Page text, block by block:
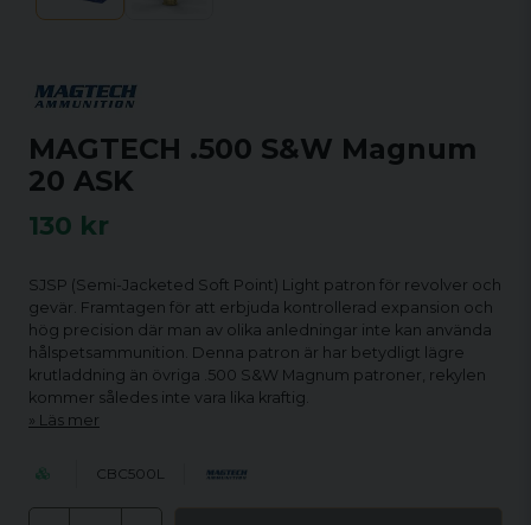
MAGTECH .500 S&W Magnum
20 ASK
130 kr
SJSP (Semi-Jacketed Soft Point) Light patron för revolver och
gevär. Framtagen för att erbjuda kontrollerad expansion och
hög precision där man av olika anledningar inte kan använda
hålspetsammunition. Denna patron är har betydligt lägre
krutladdning än övriga .500 S&W Magnum patroner, rekylen
kommer således inte vara lika kraftig.
Läs mer
CBC500L